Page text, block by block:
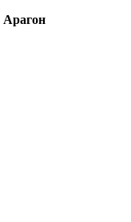
Арагон